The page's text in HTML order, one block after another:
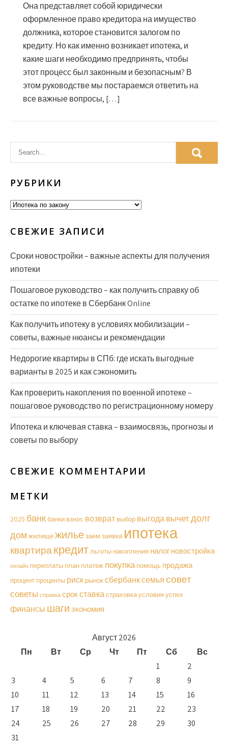
Она представляет собой юридически
оформленное право кредитора на имущество
должника, которое становится залогом по
кредиту. Но как именно возникает ипотека, и
какие шаги необходимо предпринять, чтобы
этот процесс был законным и безопасным? В
этом руководстве мы постараемся ответить на
все важные вопросы, […]
РУБРИКИ
Рубрики
СВЕЖИЕ ЗАПИСИ
Сроки новостройки – важные аспекты для получения
ипотеки
Пошаговое руководство – как получить справку об
остатке по ипотеке в Сбербанк Online
Как получить ипотеку в условиях мобилизации –
советы, важные нюансы и рекомендации
Недорогие квартиры в СПб: где искать выгодные
варианты в 2025 и как сэкономить
Как проверить накопления по военной ипотеке –
пошаговое руководство по регистрационному номеру
Ипотека и ключевая ставка – взаимосвязь, прогнозы и
советы по выбору
СВЕЖИЕ КОММЕНТАРИИ
МЕТКИ
2025 банкбанки взнос возврат выбор выгодавычетдолг
домжилищежильезаем заявка ипотека
квартиракредитльготы накопления налог новостройка
онлайн переплаты план платеж покупка помощь продажа
процент проценты рискрыноксбербанксемьясовет
советы справка срокставкастраховкаусловияуспех
финансы шаги экономия
Август 2026
Пн
Вт Ср Чт Пт Сб
Вс
1
2
3
4 5 6 7 8
9
10
11 12 13 14 15
16
17
18 19 20 21 22
23
24
25 26 27 28 29
30
31